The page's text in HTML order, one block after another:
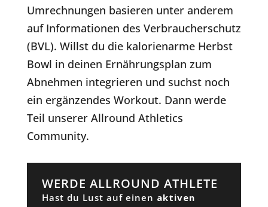
Umrechnungen basieren unter anderem
auf Informationen des Verbraucherschutz
(BVL). Willst du die kalorienarme Herbst
Bowl in deinen Ernährungsplan zum
Abnehmen integrieren und suchst noch
ein ergänzendes Workout. Dann werde
Teil unserer Allround Athletics
Community.
WERDE ALLROUND ATHLETE
Hast du Lust auf einen aktiven